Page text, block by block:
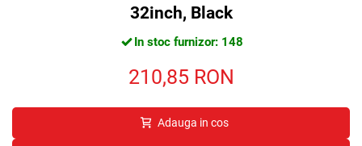
32inch, Black
In stoc furnizor: 148
210,85 RON
Adauga in cos